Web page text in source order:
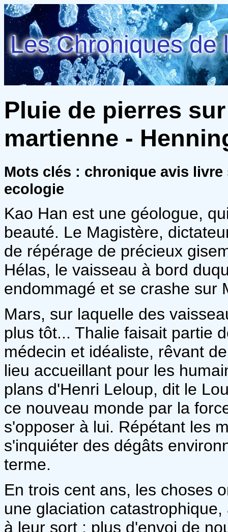
Les Chroniques de
Pluie de pierres
martienne -
Mots clés : chronique avis
ecologie
Kao Han est une géologue,
beauté. Le Magistère,
de répérage de précieux
Hélas, le vaisseau à bord
endommagé et se crashe sur
Mars, sur laquelle des
plus tôt... Thalie faisait partie
médecin et idéaliste, rêvant
lieu accueillant pour les
plans d'Henri Leloup, dit le
ce nouveau monde par la
s'opposer à lui. Répétant les
s'inquiéter des dégâts
terme.
En trois cent ans, les choses
une glaciation
à leur sort : plus d'envoi de